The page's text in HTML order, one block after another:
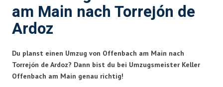
am Main nach Torrejón de
Ardoz
Du planst einen Umzug von Offenbach am Main nach
Torrejón de Ardoz? Dann bist du bei Umzugsmeister Keller
Offenbach am Main genau richtig!